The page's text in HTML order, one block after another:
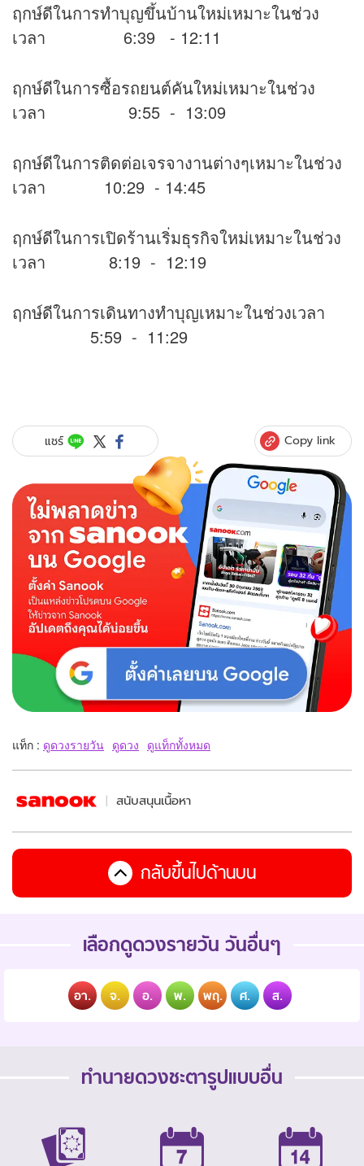
ฤกษ์ดีในการทำบุญขึ้นบ้านใหม่เหมาะในช่วง
เวลา 6:39 - 12:11
ฤกษ์ดีในการซื้อรถยนต์คันใหม่เหมาะในช่วง
เวลา 9:55 - 13:09
ฤกษ์ดีในการติดต่อเจรจางานต่างๆเหมาะในช่วง
เวลา 10:29 - 14:45
ฤกษ์ดีในการเปิดร้านเริ่มธุรกิจใหม่เหมาะในช่วง
เวลา 8:19 - 12:19
ฤกษ์ดีในการเดินทางทำบุญเหมาะในช่วงเวลา
5:59 - 11:29
แชร์ Copy link
แท็ก : ดูดวงรายวัน ดูดวง ดูแท็กทั้งหมด
สนับสนุนเนื้อหา
กลับขึ้นไปด้านบน
เลือกดูดวงรายวัน วันอื่นๆ
อา. จ. อ. พ. พฤ. ศ. ส.
ทำนายดวงชะตารูปแบบอื่น